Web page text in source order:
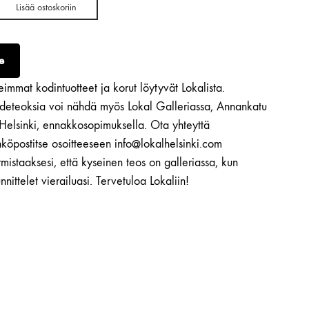
Lisää ostoskoriin
kodintuotteet ja korut löytyvät Lokalista.
voi nähdä myös Lokal Galleriassa, Annankatu
ennakkosopimuksella. Ota yhteyttä
osoitteeseen info@lokalhelsinki.com
että kyseinen teos on galleriassa, kun
vierailuasi. Tervetuloa Lokaliin!